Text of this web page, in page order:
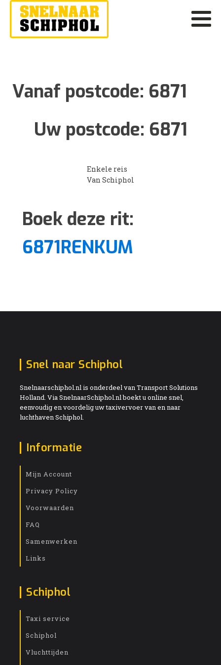
Vanaf postcode: 6871
Uw postcode: 6871
Enkele reis
Van Schiphol
Boek deze rit:
6871RENKUM
Snel naar Schiphol
Snelnaarschiphol.nl is onderdeel van Transport Solutions
Holland. Via SnelnaarSchiphol.nl boekt u online snel,
eenvoudig en voordelig uw taxivervoer van en naar
luchthaven Schiphol.
Informatie
Mijn Account
Privacy Policy
Voorwaarden
FAQ
Samenwerken
Links
Schiphol
Taxi service
Schiphol
Vluchttijden